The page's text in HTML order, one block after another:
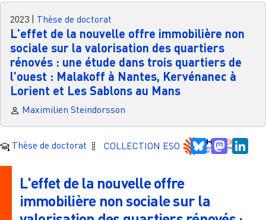
2023 Thèse de doctorat
L'effet de la nouvelle offre immobilière non
sociale sur la valorisation des quartiers
rénovés : une étude dans trois quartiers de
l'ouest : Malakoff à Nantes, Kervénanec à
Lorient et Les Sablons au Mans
Maximilien Steindorsson
Thèse de doctorat COLLECTION ESO Bluesky
L'effet de la nouvelle offre
immobilière non sociale sur la